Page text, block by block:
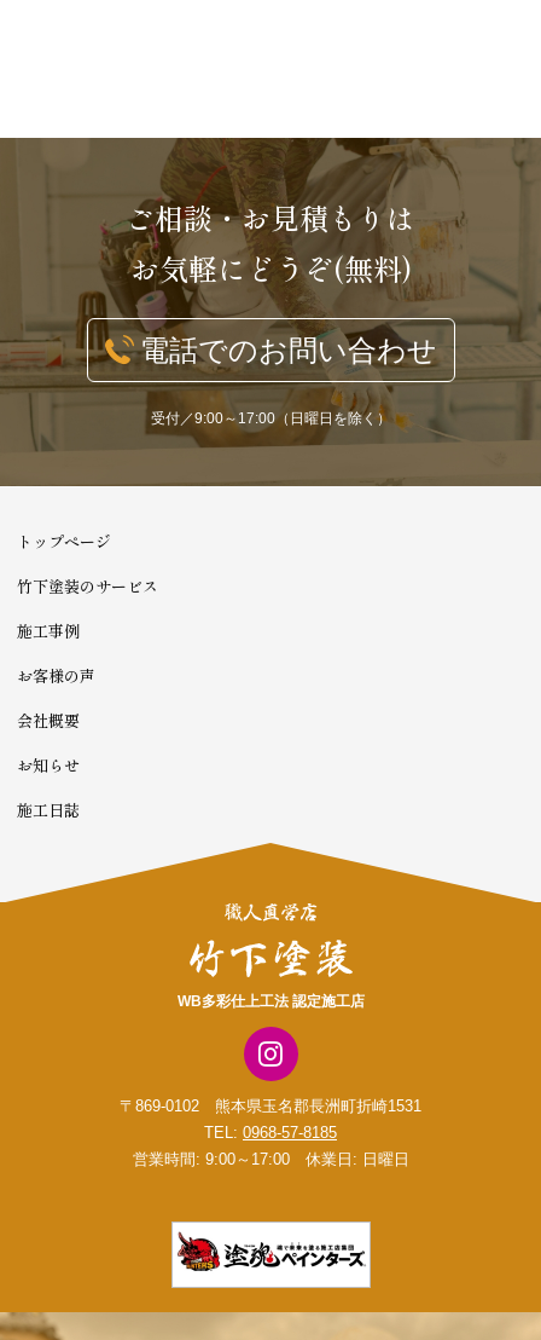
ご相談・お見積もりは
お気軽にどうぞ(無料)
電話でのお問い合わせ
受付／9:00～17:00（日曜日を除く）
トップページ
竹下塗装のサービス
施工事例
お客様の声
会社概要
お知らせ
施工日誌
WB多彩仕上工法 認定施工店
〒869-0102 熊本県玉名郡長洲町折崎1531
TEL: 0968-57-8185
営業時間: 9:00～17:00 休業日: 日曜日